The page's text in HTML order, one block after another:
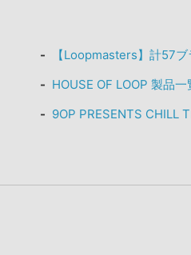
【Loopmasters】計57
HOUSE OF LOOP 製品一
9OP PRESENTS CHILL